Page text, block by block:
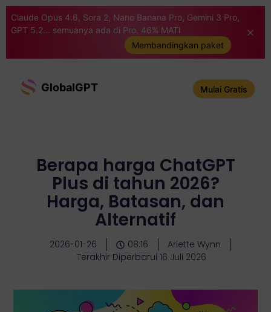
Claude Opus 4.6, Sora 2, Nano Banana Pro, Gemini 3 Pro,
GPT 5.2... semuanya ada di Pro. 46% MATI
Membandingkan paket
GlobalGPT Mulai Gratis
Berapa harga ChatGPT
Plus di tahun 2026?
Harga, Batasan, dan
Alternatif
2026-01-26 08:16
Ariette Wynn
Terakhir Diperbarui 16 Juli 2026